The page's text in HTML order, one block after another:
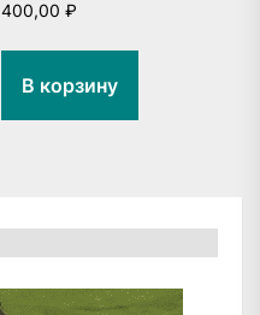
400,00 ₽
В корзину